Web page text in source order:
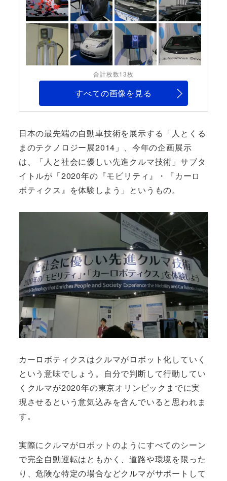
合計枚数13枚
すべての画像を見る
日本の最先端の自動車技術を展示する「人とくる
まのテクノロジー展2014」、今年の企画展示
は、「人と社会に優しい先進クルマ技術」サブタ
イトルが「2020年の『モビリティ』・『カーロ
ボティクス』を体験しよう」というもの。
カーロボティクスはクルマがロボット化していく
という意味でしょう。自分で判断して行動してい
くクルマが2020年の東京オリンピックまでに実
現させるという意気込みを含んでいると思われま
す。
実際にクルマがロボットのようにすべてのシーン
で完全自動運転はともかく、道路や環境を限った
り、危険な特定の場合などクルマがサポートして